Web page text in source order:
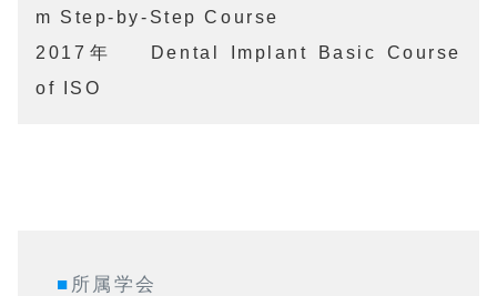
m Step-by-Step Course
2017年	Dental Implant Basic Course
of ISO
■ 所属学会